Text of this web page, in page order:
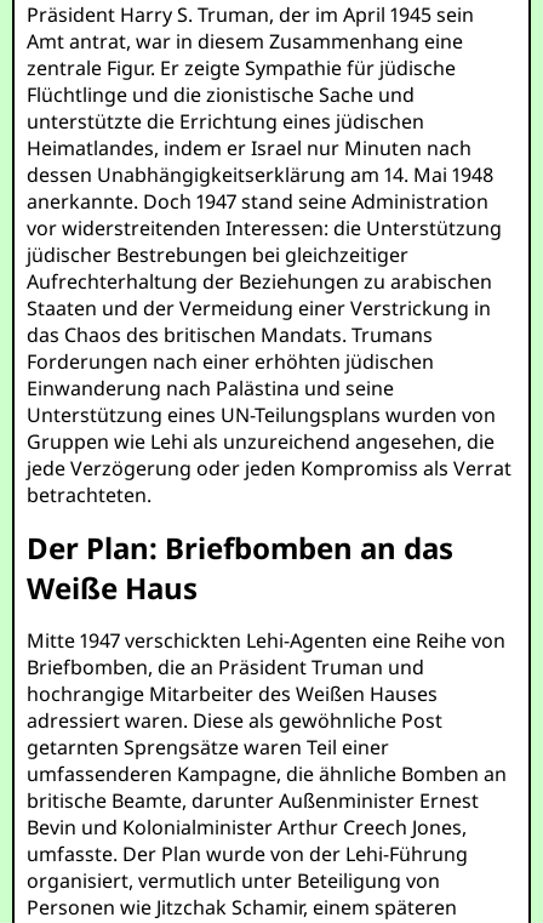
Präsident Harry S. Truman, der im April 1945 sein
Amt antrat, war in diesem Zusammenhang eine
zentrale Figur. Er zeigte Sympathie für jüdische
Flüchtlinge und die zionistische Sache und
unterstützte die Errichtung eines jüdischen
Heimatlandes, indem er Israel nur Minuten nach
dessen Unabhängigkeitserklärung am 14. Mai 1948
anerkannte. Doch 1947 stand seine Administration
vor widerstreitenden Interessen: die Unterstützung
jüdischer Bestrebungen bei gleichzeitiger
Aufrechterhaltung der Beziehungen zu arabischen
Staaten und der Vermeidung einer Verstrickung in
das Chaos des britischen Mandats. Trumans
Forderungen nach einer erhöhten jüdischen
Einwanderung nach Palästina und seine
Unterstützung eines UN-Teilungsplans wurden von
Gruppen wie Lehi als unzureichend angesehen, die
jede Verzögerung oder jeden Kompromiss als Verrat
betrachteten.
Der Plan: Briefbomben an das
Weiße Haus
Mitte 1947 verschickten Lehi-Agenten eine Reihe von
Briefbomben, die an Präsident Truman und
hochrangige Mitarbeiter des Weißen Hauses
adressiert waren. Diese als gewöhnliche Post
getarnten Sprengsätze waren Teil einer
umfassenderen Kampagne, die ähnliche Bomben an
britische Beamte, darunter Außenminister Ernest
Bevin und Kolonialminister Arthur Creech Jones,
umfasste. Der Plan wurde von der Lehi-Führung
organisiert, vermutlich unter Beteiligung von
Personen wie Jitzchak Schamir, einem späteren